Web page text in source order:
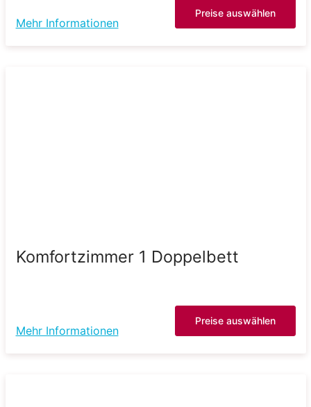
Mehr Informationen
Preise auswählen
Komfortzimmer 1 Doppelbett
Mehr Informationen
Preise auswählen